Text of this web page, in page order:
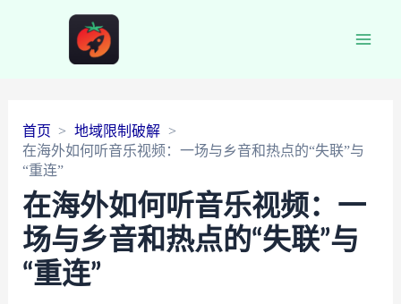
首页
地域限制破解
在海外如何听音乐视频：一场与乡音和热点的“失联”与
“重连”
在海外如何听音乐视频：一
场与乡音和热点的“失联”与
“重连”